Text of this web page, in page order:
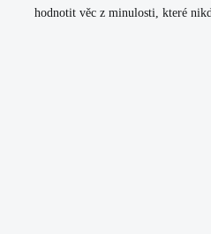
hodnotit věc z minulosti, které